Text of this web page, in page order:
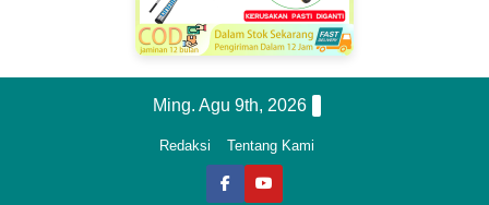
Ming. Agu 9th, 2026
Redaksi Tentang Kami